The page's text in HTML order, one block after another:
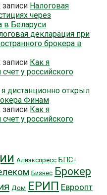
записи Налоговая
через
в Беларуси
декларация при
брокера в
записи Как я
у российского
дистанционно открыл
Финам
записи Как я
у российского
Алиэкспресс БПС-
Бизнес Брокер
Дом ЕРИП Евроопт